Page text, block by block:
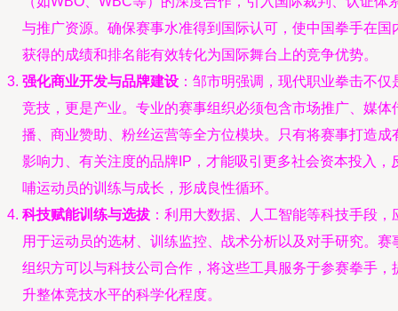
与推广资源。确保赛事水准得到国际认可，使中国拳手在国
获得的成绩和排名能有效转化为国际舞台上的竞争优势。
强化商业开发与品牌建设 ：邹市明强调，现代职业拳击不仅
竞技，更是产业。专业的赛事组织必须包含市场推广、媒体
播、商业赞助、粉丝运营等全方位模块。只有将赛事打造成
影响力、有关注度的品牌IP，才能吸引更多社会资本投入，
哺运动员的训练与成长，形成良性循环。
科技赋能训练与选拔 ：利用大数据、人工智能等科技手段，
用于运动员的选材、训练监控、战术分析以及对手研究。赛
组织方可以与科技公司合作，将这些工具服务于参赛拳手，
升整体竞技水平的科学化程度。